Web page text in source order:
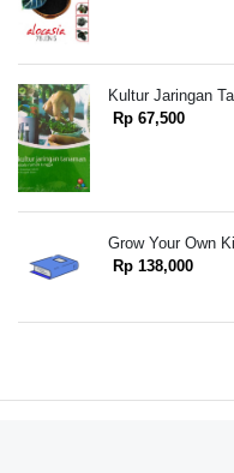
Kultur Jaringan
Rp 67,500
Grow Your Own
Rp 138,000